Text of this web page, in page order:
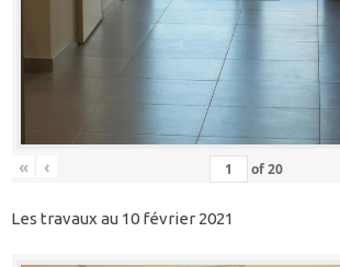
« ‹ of20
Les travaux au 10 février 2021